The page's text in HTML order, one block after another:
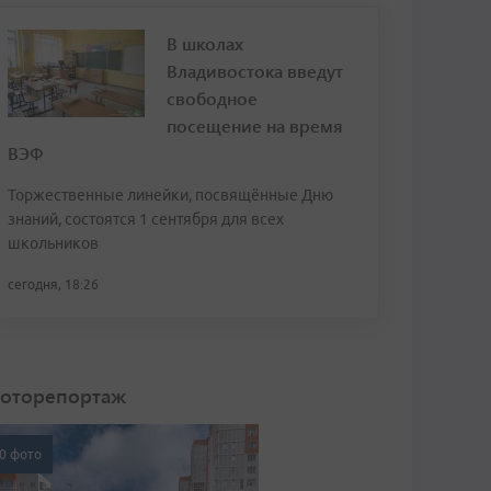
В школах
Владивостока введут
свободное
посещение на время
ВЭФ
Торжественные линейки, посвящённые Дню
знаний, состоятся 1 сентября для всех
школьников
сегодня, 18:26
фото